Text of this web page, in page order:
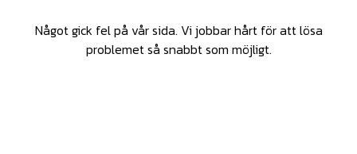
Något gick fel på vår sida. Vi jobbar hårt för att lösa
problemet så snabbt som möjligt.